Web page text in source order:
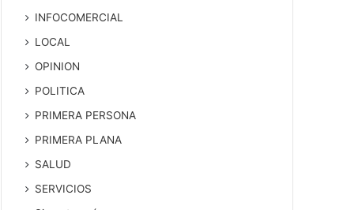
INFOCOMERCIAL
LOCAL
OPINION
POLITICA
PRIMERA PERSONA
PRIMERA PLANA
SALUD
SERVICIOS